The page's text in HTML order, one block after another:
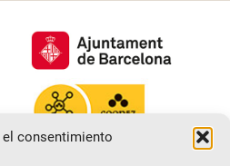
el consentimiento